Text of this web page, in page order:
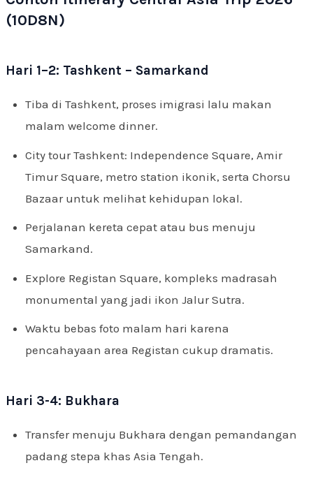
(10D8N)
Hari 1–2: Tashkent – Samarkand
Tiba di Tashkent, proses imigrasi lalu makan
malam welcome dinner.
City tour Tashkent: Independence Square, Amir
Timur Square, metro station ikonik, serta Chorsu
Bazaar untuk melihat kehidupan lokal.
Perjalanan kereta cepat atau bus menuju
Samarkand.
Explore Registan Square, kompleks madrasah
monumental yang jadi ikon Jalur Sutra.
Waktu bebas foto malam hari karena
pencahayaan area Registan cukup dramatis.
Hari 3-4: Bukhara
Transfer menuju Bukhara dengan pemandangan
padang stepa khas Asia Tengah.